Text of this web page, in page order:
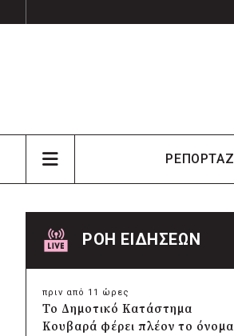
ΡΕΠΟΡΤΑΖ
ΡΟΗ ΕΙΔΗΣΕΩΝ
πριν από 11 ώρες
Το Δημοτικό Κατάστημα
Κουβαρά φέρει πλέον το όνομα